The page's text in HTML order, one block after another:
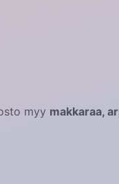
myy makkaraa,